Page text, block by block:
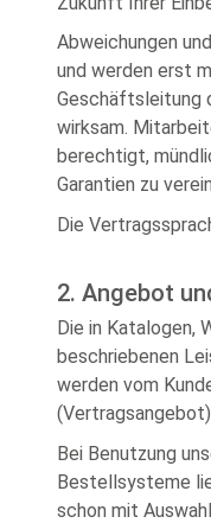
Abweichungen
und werden erst
Geschäftsleitung
wirksam.
berechtigt,
Garantien zu
Die
2. Angebot
Die in Katalogen,
beschriebenen
werden vom
Bei Benutzung
Bestellsysteme
schon mit